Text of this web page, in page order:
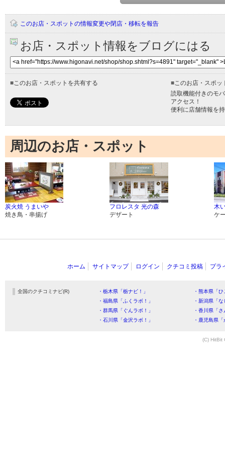
このお店・スポットの情報変更や閉店・移転を報告
お店・スポット情報をブログにはる
■ このお店・スポットを共有する ■ このお店・スポ
読取機能付きのモ
アクセス！
便利に店舗情報を
周辺のお店・スポット
炭火焼 うまいや
焼き鳥・串揚げ
フロレスタ 光の森
デザート
木
ケ
ホーム サイトマップ ログイン クチコミ投稿 プラ
全国のクチコミナビ(R) ・栃木県「栃ナビ！」
・熊本県「
・福島県「ふくラボ！」
・新潟県「
・群馬県「ぐんラボ！」
・香川県「
・石川県「金沢ラボ！」
・鹿児島県
(C) HitBit